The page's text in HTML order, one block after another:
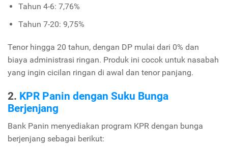
Tahun 4-6: 7,76%
Tahun 7-20: 9,75%
Tenor hingga 20 tahun, dengan DP mulai dari 0% dan
biaya administrasi ringan. Produk ini cocok untuk nasabah
yang ingin cicilan ringan di awal dan tenor panjang.
2. KPR Panin dengan Suku Bunga
Berjenjang
Bank Panin menyediakan program KPR dengan bunga
berjenjang sebagai berikut: